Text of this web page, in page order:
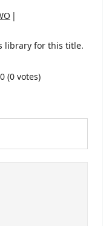
library for this title.
(0 votes)